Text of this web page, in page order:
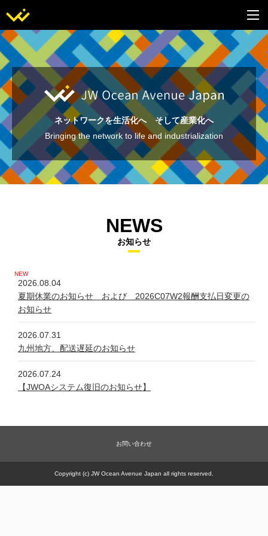
ネットワークを生活化へ そして産業化へ
Bringing the network to life and industrialization
NEWS
お知らせ
2026.08.04
夏期休業のお知らせ および 2026C07W2報酬支払日変更の
お知らせ
2026.07.31
九州地方、配送遅延のお知らせ
2026.07.24
【JWOAシステム復旧のお知らせ】
システム不具合について
新規商品【太古の甕 細胞浴サロン営業権】販売一時休止の件
お問い合わせ
Copyright (c) JW Ocean Avenue Japan all rights reserved.